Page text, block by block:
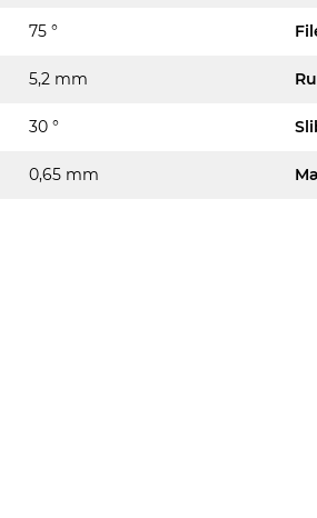
75 °
5,2 mm
30 °
0,65 mm